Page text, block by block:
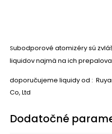
Subodporové atomizéry sú
liquidov najmä na ich
doporučujeme liquidy od :
Co, Ltd
Dodatočné